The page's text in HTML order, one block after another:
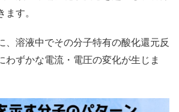
す。
、溶液中でその分子特有の酸化還元反
わずかな電流・電圧の変化が生じま